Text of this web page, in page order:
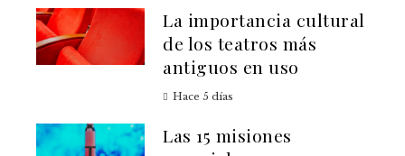
La importancia cultural
de los teatros más
antiguos en uso
Hace 5 días
Las 15 misiones